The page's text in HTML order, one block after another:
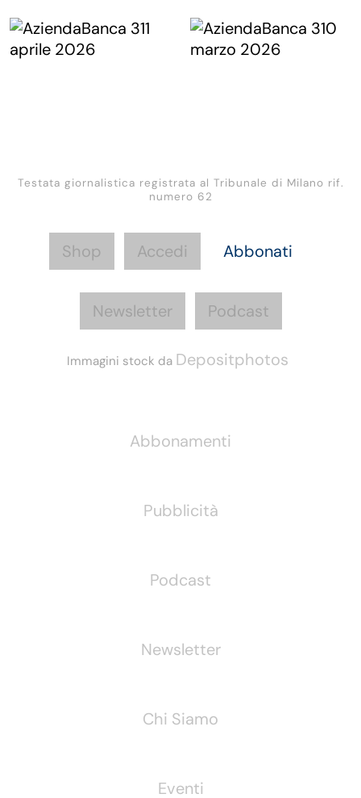
Testata giornalistica registrata al Tribunale di Milano rif.
numero 62
Shop Accedi Abbonati
Newsletter Podcast
Immagini stock da Depositphotos
Abbonamenti
Pubblicità
Podcast
Newsletter
Chi Siamo
Eventi